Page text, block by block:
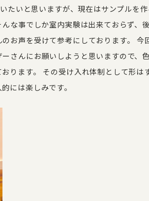
たいと思いますが、現在はサンプルを
な事でしか室内実験は出来ておらず、
お声を受けて参考にしております。 今
さんにお願いしようと思いますので、
ります。 その受け入れ体制として形は
には楽しみです。